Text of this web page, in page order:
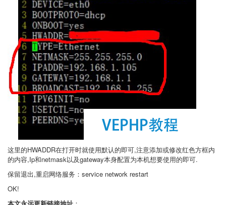
这里的HWADDR在打开时就使用默认的即可,注意添加或修改红色方框内
的内容,Ip和netmask以及gateway本身配置为本机想要使用的即可.
保留退出,重启网络服务：service network restart
OK!
本文永远更新链接地址 ：